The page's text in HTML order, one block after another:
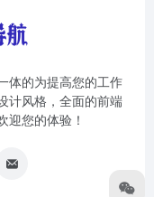
体的为提高您的工作
计风格，全面的前端
迎您的体验！